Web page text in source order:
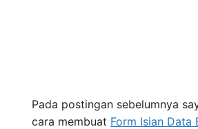
Pada postingan sebelumnya
cara membuat Form Isian Data